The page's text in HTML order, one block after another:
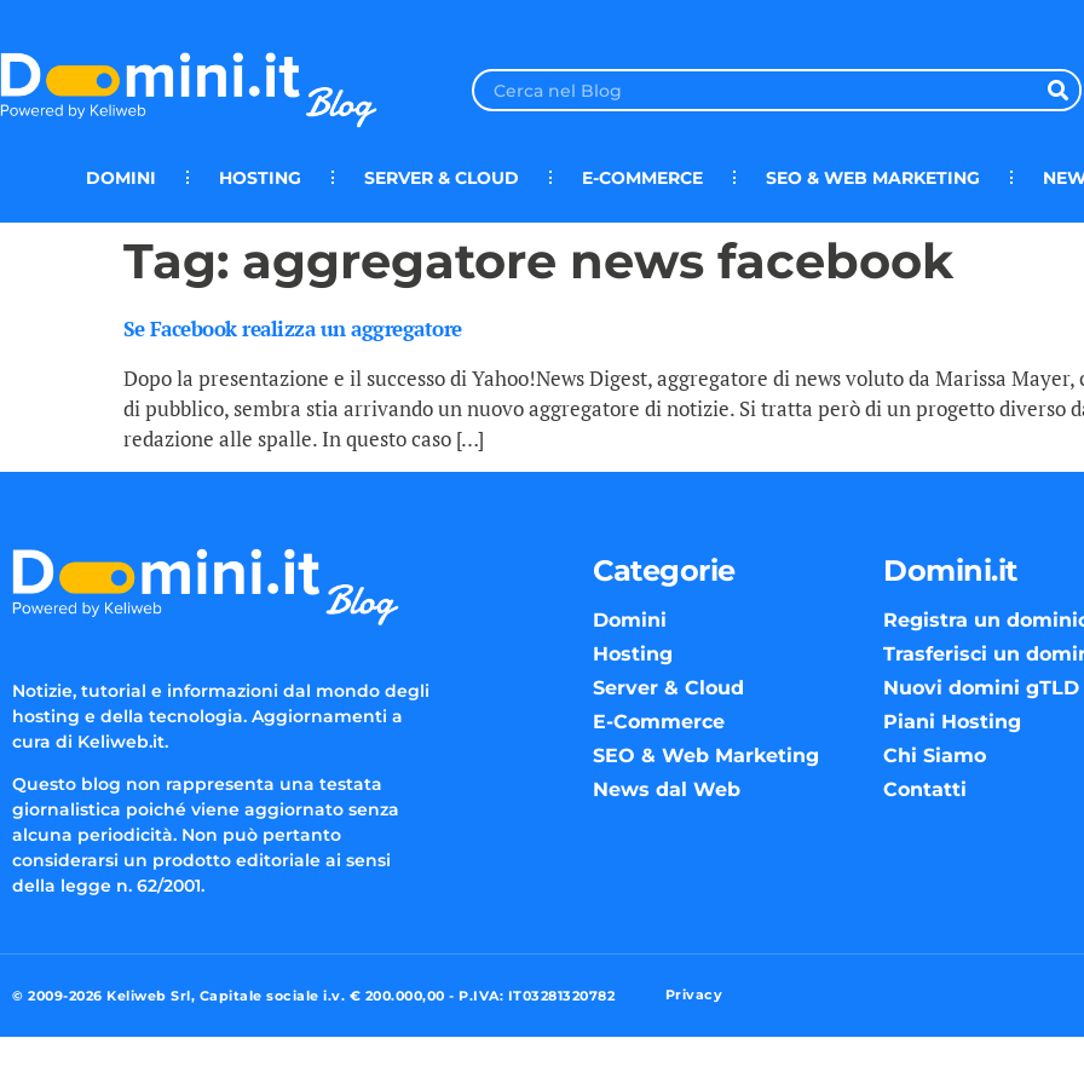
DOMINI HOSTING SERVER & CLOUD E-COMMERCE SEO & WEB MARKETING
Tag: aggregatore news facebook
Se Facebook realizza un aggregatore
Dopo la presentazione e il successo di Yahoo!News Digest, aggregatore di news voluto da Marissa
di pubblico, sembra stia arrivando un nuovo aggregatore di notizie. Si tratta però di un progetto diverso
redazione alle spalle. In questo caso […]
Notizie, tutorial e informazioni dal mondo degli
hosting e della tecnologia. Aggiornamenti a
cura di Keliweb.it.
Questo blog non rappresenta una testata
giornalistica poiché viene aggiornato senza
alcuna periodicità. Non può pertanto
considerarsi un prodotto editoriale ai sensi
della legge n. 62/2001.
Categorie
Domini
Hosting
Server & Cloud
E-Commerce
SEO & Web Marketing
News dal Web
Domini.it
Registra un
Trasferisci un
Nuovi domini gTLD
Piani Hosting
Chi Siamo
Contatti
© 2009-2026 Keliweb Srl, Capitale sociale i.v. € 200.000,00 - P.IVA: IT03281320782 Privacy